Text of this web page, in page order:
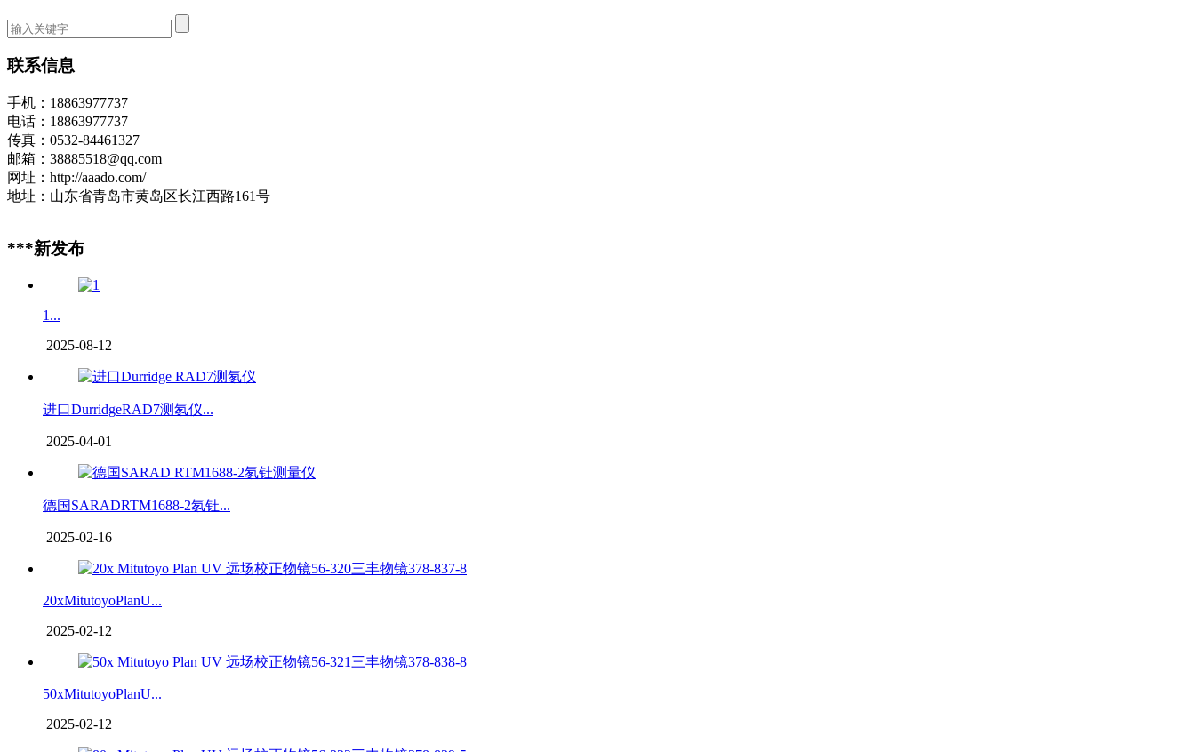
联系信息
手机：18863977737
电话：18863977737
传真：0532-84461327
邮箱：38885518@qq.com
网址：http://aaado.com/
地址：山东省青岛市黄岛区长江西路161号
***新发布
1...
2025-08-12
进口DurridgeRAD7测氡仪...
2025-04-01
德国SARADRTM1688-2氡钍...
2025-02-16
20xMitutoyoPlanU...
2025-02-12
50xMitutoyoPlanU...
2025-02-12